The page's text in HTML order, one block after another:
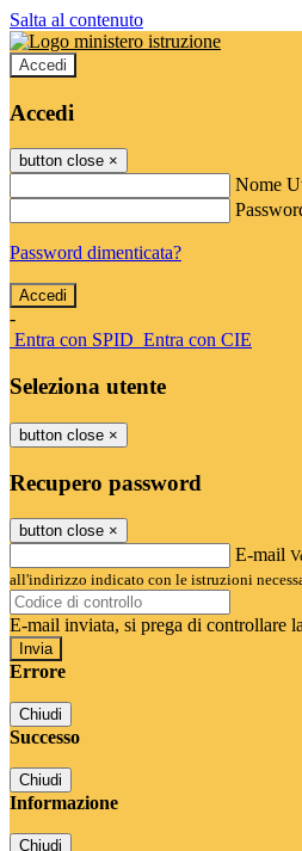
Salta al contenuto
Accedi
Accedi
button close ×
Nome
Password dimenticata?
-
Entra con SPID Entra con CIE
Seleziona utente
button close ×
Recupero password
button close ×
E-mail
all'indirizzo indicato con le istruzioni
E-mail inviata, si prega di controllare
Errore
Chiudi
Successo
Chiudi
Informazione
Chiudi